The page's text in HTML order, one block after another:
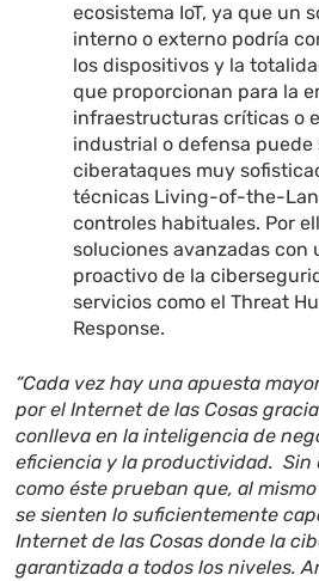
ecosistema IoT, ya que un
interno o externo podría
los dispositivos y la
que proporcionan para la
infraestructuras críticas o
industrial o defensa puede
ciberataques muy
técnicas Living-of-the-
controles habituales. Por
soluciones avanzadas con
proactivo de la
servicios como el Threat
Response.
“Cada vez hay una apuesta
por el Internet de las Cosas
conlleva en la inteligencia de
eficiencia y la productividad. Sin
como éste prueban que, al
se sienten lo suficientemente
Internet de las Cosas donde la
garantizada a todos los niveles.